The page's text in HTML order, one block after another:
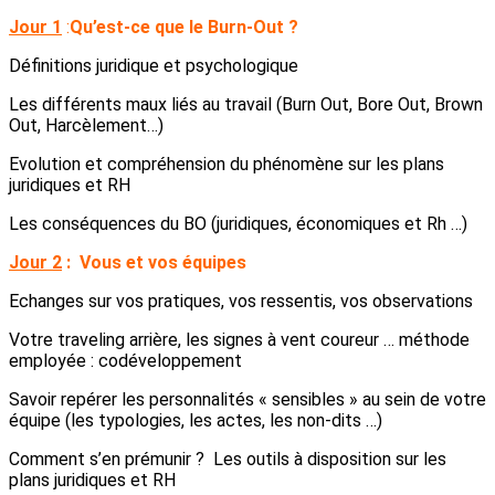
Jour 1 :Qu’est-ce que le Burn-Out ?
Définitions juridique et psychologique
Les différents maux liés au travail (Burn Out, Bore Out, Brown
Out, Harcèlement…)
Evolution et compréhension du phénomène sur les plans
juridiques et RH
Les conséquences du BO (juridiques, économiques et Rh …)
Jour 2 : Vous et vos équipes
Echanges sur vos pratiques, vos ressentis, vos observations
Votre traveling arrière, les signes à vent coureur … méthode
employée : codéveloppement
Savoir repérer les personnalités « sensibles » au sein de votre
équipe (les typologies, les actes, les non-dits …)
Comment s’en prémunir ? Les outils à disposition sur les
plans juridiques et RH